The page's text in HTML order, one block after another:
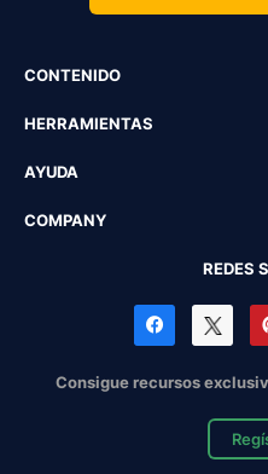
CONTENIDO
HERRAMIENTAS
AYUDA
COMPANY
REDES
Consigue recursos